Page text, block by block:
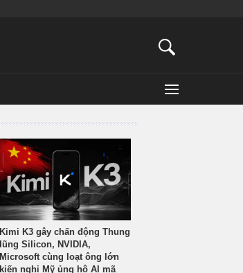
Kimi K3 gây chấn động Thung
lũng Silicon, NVIDIA,
Microsoft cùng loạt ông lớn
kiến nghị Mỹ ủng hộ AI mã